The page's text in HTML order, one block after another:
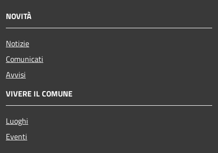
NOVITÀ
Notizie
Comunicati
Avvisi
VIVERE IL COMUNE
Luoghi
Eventi